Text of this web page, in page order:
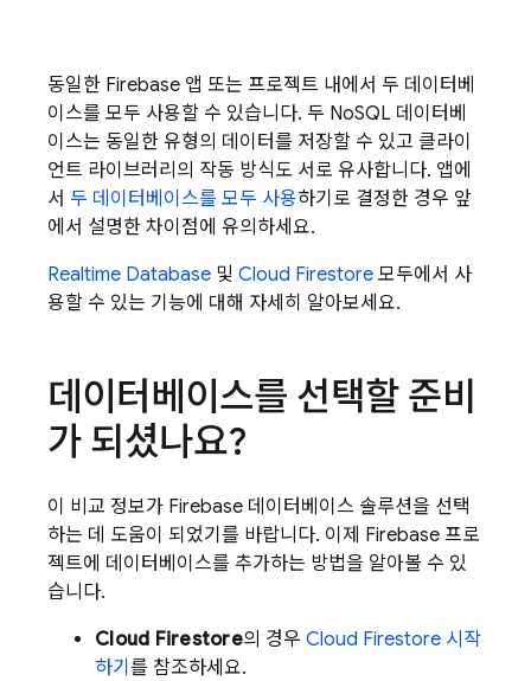
동일한 Firebase 앱 또는 프로젝트 내에서 두 데이터베
이스를 모두 사용할 수 있습니다. 두 NoSQL 데이터베
이스는 동일한 유형의 데이터를 저장할 수 있고 클라이
언트 라이브러리의 작동 방식도 서로 유사합니다. 앱에
서 두 데이터베이스를 모두 사용하기로 결정한 경우 앞
에서 설명한 차이점에 유의하세요.
Realtime Database 및 Cloud Firestore 모두에서 사
용할 수 있는 기능에 대해 자세히 알아보세요.
데이터베이스를 선택할 준비
가 되셨나요?
이 비교 정보가 Firebase 데이터베이스 솔루션을 선택
하는 데 도움이 되었기를 바랍니다. 이제 Firebase 프로
젝트에 데이터베이스를 추가하는 방법을 알아볼 수 있
습니다.
Cloud Firestore의 경우 Cloud Firestore 시작
하기 를 참조하세요.